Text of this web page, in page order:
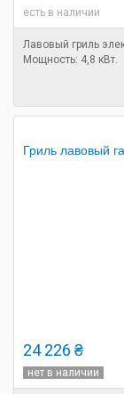
есть в наличии
Лавовый гриль
Мощность: 4,8 кВт.
Гриль лавовый
24 226 ₴
нет в наличии